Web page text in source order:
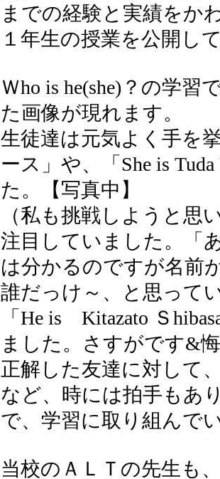
までの経験と実績をか
１年生の授業を公開し
Ｗho is he(she)？の学
た画像が現れます。
生徒達は元気よく手を
ース」や、「She is
た。【写真中】
（私も挑戦しようと思
注目していました。「
は分かるのですが名前
誰だっけ～、と思って
「He is Kitazato Ｓ
ました。さすがです&
正解した友達に対して
など、時には拍手もあ
で、学習に取り組んで
当校のＡＬＴの先生も